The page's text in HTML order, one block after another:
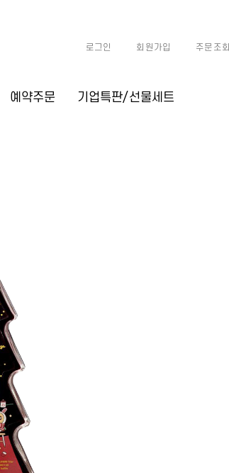
예약주문 기업특판/선물세트
로그인 회원가입 주문조회